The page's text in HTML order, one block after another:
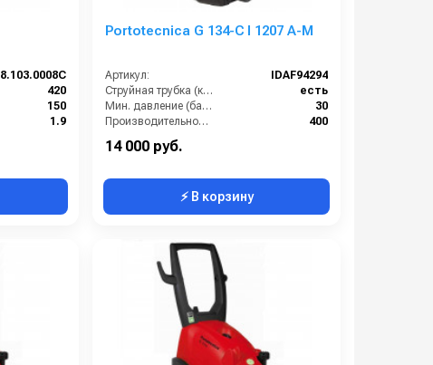
8.103.0008C
420
150
1.9
Portotecnica G 134-C I 1207 A-M
Артикул:
IDAF94294
Струйная трубка (копьё):
есть
Мин. давление (бар):
30
Производительность (л/ч):
400
14 000 руб.
⚡ В корзину